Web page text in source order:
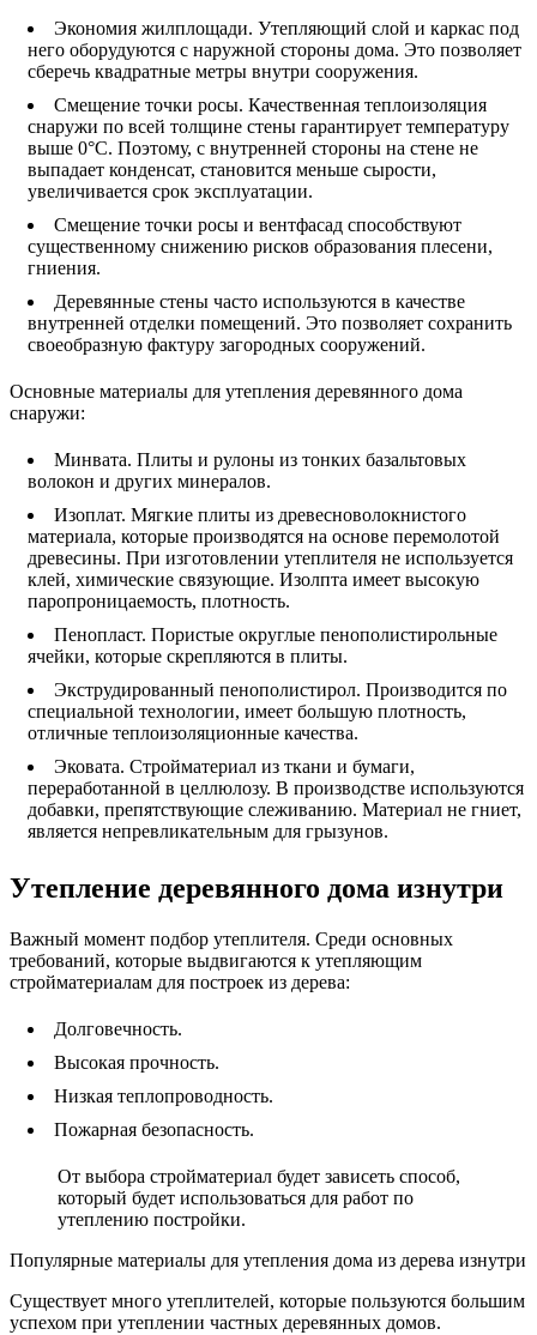
Экономия жилплощади. Утепляющий слой и каркас под
него оборудуются с наружной стороны дома. Это позволяет
сберечь квадратные метры внутри сооружения.
Смещение точки росы. Качественная теплоизоляция
снаружи по всей толщине стены гарантирует температуру
выше 0°C. Поэтому, с внутренней стороны на стене не
выпадает конденсат, становится меньше сырости,
увеличивается срок эксплуатации.
Смещение точки росы и вентфасад способствуют
существенному снижению рисков образования плесени,
гниения.
Деревянные стены часто используются в качестве
внутренней отделки помещений. Это позволяет сохранить
своеобразную фактуру загородных сооружений.
Основные материалы для утепления деревянного дома
снаружи:
Минвата. Плиты и рулоны из тонких базальтовых
волокон и других минералов.
Изоплат. Мягкие плиты из древесноволокнистого
материала, которые производятся на основе перемолотой
древесины. При изготовлении утеплителя не используется
клей, химические связующие. Изолпта имеет высокую
паропроницаемость, плотность.
Пенопласт. Пористые округлые пенополистирольные
ячейки, которые скрепляются в плиты.
Экструдированный пенополистирол. Производится по
специальной технологии, имеет большую плотность,
отличные теплоизоляционные качества.
Эковата. Стройматериал из ткани и бумаги,
переработанной в целлюлозу. В производстве используются
добавки, препятствующие слеживанию. Материал не гниет,
является непревликательным для грызунов.
Утепление деревянного дома изнутри
Важный момент подбор утеплителя. Среди основных
требований, которые выдвигаются к утепляющим
стройматериалам для построек из дерева:
Долговечность.
Высокая прочность.
Низкая теплопроводность.
Пожарная безопасность.
От выбора стройматериал будет зависеть способ,
который будет использоваться для работ по
утеплению постройки.
Популярные материалы для утепления дома из дерева изнутри
Существует много утеплителей, которые пользуются большим
успехом при утеплении частных деревянных домов.